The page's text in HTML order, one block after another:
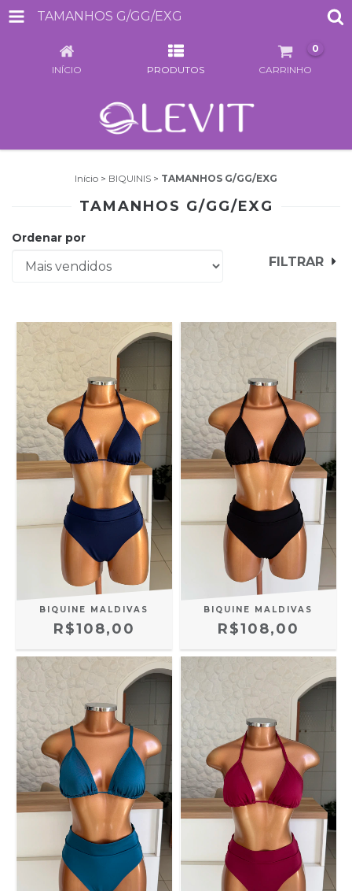
TAMANHOS G/GG/EXG
INÍCIO PRODUTOS CARRINHO
0
Início > BIQUINIS > TAMANHOS G/GG/EXG
TAMANHOS G/GG/EXG
Ordenar por
FILTRAR
BIQUINE MALDIVAS
R$108,00
BIQUINE MALDIVAS
R$108,00